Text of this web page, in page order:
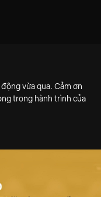
vừa qua. Cảm ơn
trong hành trình của